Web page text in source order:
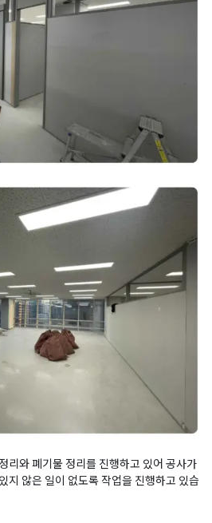
리와 폐기물 정리를 진행하고 있어 공사가
지 않은 일이 없도록 작업을 진행하고 있습